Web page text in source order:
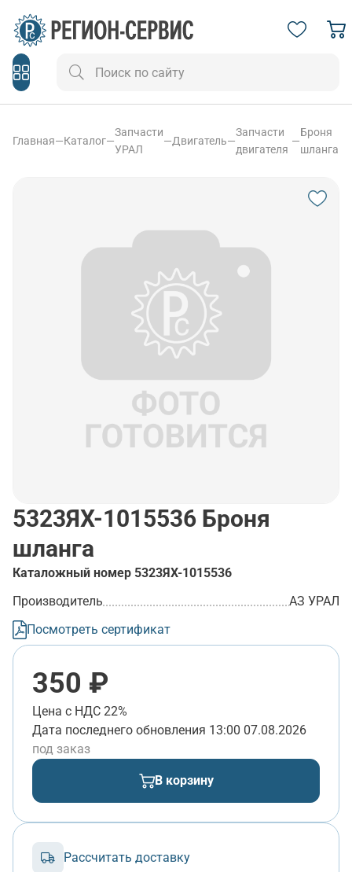
Главная—Каталог—
Запчасти
УРАЛ
—Двигатель—
Запчасти
двигателя
—
Броня
шланга
5323ЯХ-1015536 Броня
шланга
Каталожный номер 5323ЯХ-1015536
Производитель
АЗ УРАЛ
Посмотреть сертификат
350 ₽
Цена с НДС 22%
Дата последнего обновления 13:00 07.08.2026
под заказ
В корзину
Рассчитать доставку